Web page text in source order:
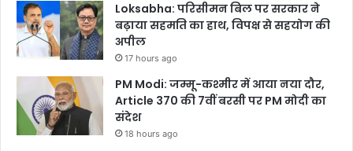
Loksabha: परिसीमन बिल पर सरकार ने
बढ़ाया सहमति का हाथ, विपक्ष से सहयोग की
अपील
17 hours ago
PM Modi: जम्मू-कश्मीर में आया नया दौर,
Article 370 की 7वीं बरसी पर PM मोदी का
संदेश
18 hours ago